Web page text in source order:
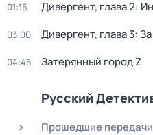
01:15 Дивергент, глава 2:
03:00 Дивергент, глава 3:
04:45 Затерянный город Z
Русский
Прошедшие передачи